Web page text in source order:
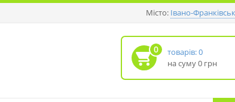
Місто: Івано-Франківськ
0
товарів: 0
на суму 0 грн